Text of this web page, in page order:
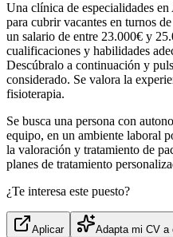
Una clínica de especialidades
para cubrir vacantes en turnos
un salario de entre 23.000€ y
cualificaciones y habilidades
Descúbralo a continuación y
considerado. Se valora la
fisioterapia.
Se busca una persona con
equipo, en un ambiente laboral
la valoración y tratamiento de
planes de tratamiento
¿Te interesa este puesto?
Aplicar Adapta mi CV a